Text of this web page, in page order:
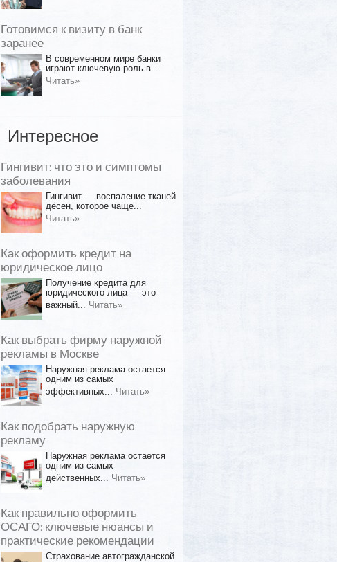
Готовимся к визиту в банк
заранее
В современном мире банки
играют ключевую роль в...
Читать»
Интересное
Гингивит: что это и симптомы
заболевания
Гингивит — воспаление тканей
дёсен, которое чаще...
Читать»
Как оформить кредит на
юридическое лицо
Получение кредита для
юридического лица — это
важный... Читать»
Как выбрать фирму наружной
рекламы в Москве
Наружная реклама остается
одним из самых
эффективных... Читать»
Как подобрать наружную
рекламу
Наружная реклама остается
одним из самых
действенных... Читать»
Как правильно оформить
ОСАГО: ключевые нюансы и
практические рекомендации
Страхование автогражданской